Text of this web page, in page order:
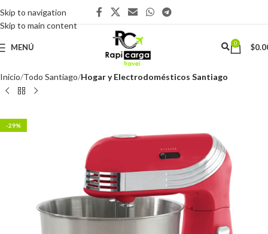
Skip to navigation
Skip to main content
MENÚ 0 $
Inicio Todo Santiago Hogar y Electrodomésticos Santiago
-29%